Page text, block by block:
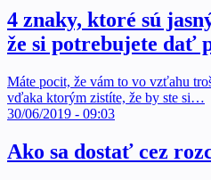
4 znaky, ktoré sú
že si potrebujete dať
Máte pocit, že vám to vo vzťahu
vďaka ktorým zistíte, že by ste si…
30/06/2019 - 09:03
Ako sa dostať cez